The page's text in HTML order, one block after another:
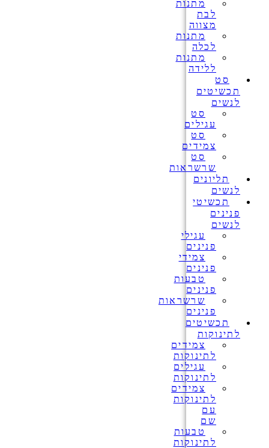
מתנות
לבת
מצווה
מתנות
לכלה
מתנות
ללידה
סט
תכשיטים
לנשים
סט
עגילים
סט
צמידים
סט
שרשראות
תליונים
לנשים
תכשיטי
פנינים
לנשים
עגילי
פנינים
צמידי
פנינים
טבעות
פנינים
שרשראות
פנינים
תכשיטים
לתינוקות
צמידים
לתינוקות
עגילים
לתינוקות
צמידים
לתינוקות
עם
שם
טבעות
לתינוקות